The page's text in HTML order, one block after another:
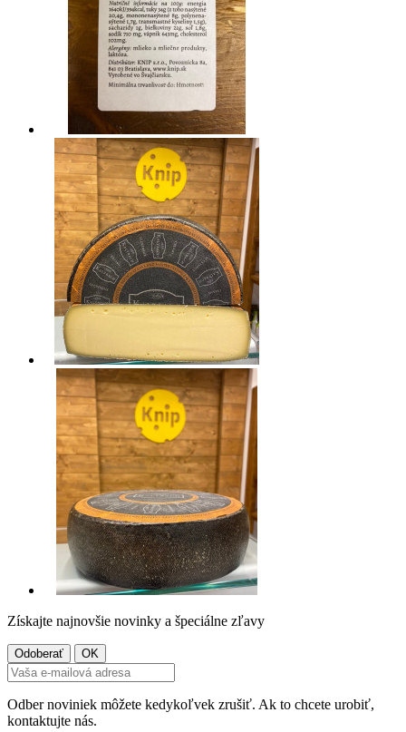
Získajte najnovšie novinky a špeciálne zľavy
Odber noviniek môžete kedykoľvek zrušiť. Ak to chcete urobiť,
kontaktujte nás.